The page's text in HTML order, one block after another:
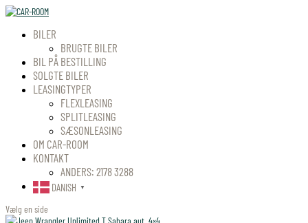
BILER
BRUGTE BILER
BIL PÅ BESTILLING
SOLGTE BILER
LEASINGTYPER
FLEXLEASING
SPLITLEASING
SÆSONLEASING
OM CAR-ROOM
KONTAKT
ANDERS: 2178 3288
DANISH ▼
Vælg en side